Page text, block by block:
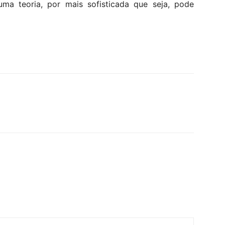
teoria, por mais sofisticada que seja, pode